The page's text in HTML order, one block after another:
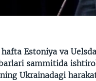
Estoniya va
sammitida
Ukrainadagi